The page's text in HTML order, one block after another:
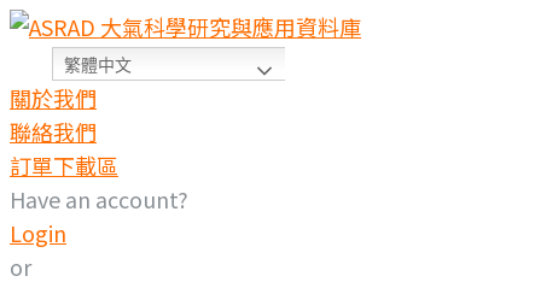
Skip
content
繁體中文
關於我們
聯絡我們
訂單下載區
Have an account?
Login
or